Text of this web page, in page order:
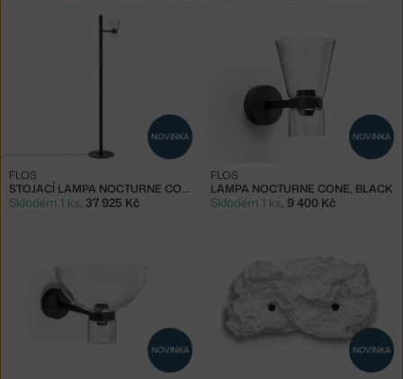
NOVINKA
STOJACÍ LAMPA NOCTURNE CONE F1, BLACK
FLOS
Skladem 1 ks, 37 925 Kč
NOVINKA
LAMPA NOCTURNE CONE, BLACK
FLOS
Skladem 1 ks, 9 400 Kč
NOVINKA NOVINKA